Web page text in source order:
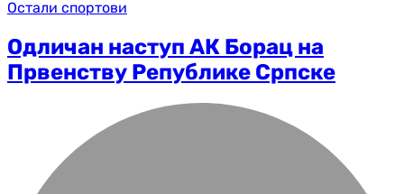
Остали спортови
Одличан наступ АК Борац на
Првенству Републике Српске